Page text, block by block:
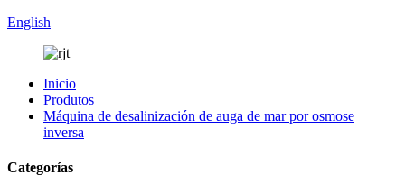
English
Inicio
Produtos
Máquina de desalinización de auga de mar por osmose
inversa
Categorías